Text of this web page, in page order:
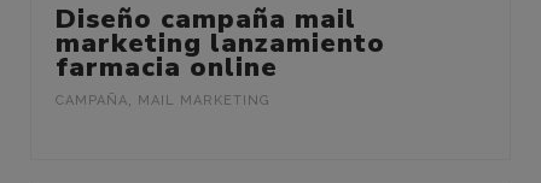
Diseño campaña mail
marketing lanzamiento
farmacia online
CAMPAÑA, MAIL MARKETING